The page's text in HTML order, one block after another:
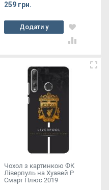
259 грн.
Додати у
кошик
Чохол з картинкою ФК
Ліверпуль на Хуавей Р
Смарт Плюс 2019